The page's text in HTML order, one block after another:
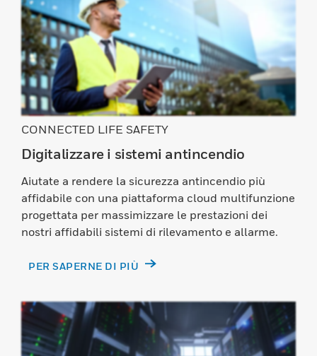
CONNECTED LIFE SAFETY
Digitalizzare i sistemi antincendio
Aiutate a rendere la sicurezza antincendio più
affidabile con una piattaforma cloud multifunzione
progettata per massimizzare le prestazioni dei
nostri affidabili sistemi di rilevamento e allarme.
PER SAPERNE DI PIÙ